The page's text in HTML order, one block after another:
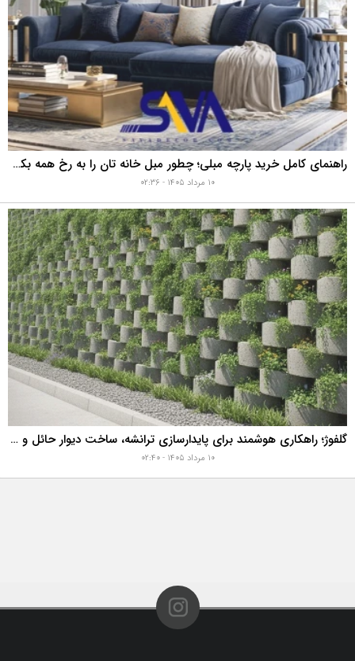
راهنمای کامل خرید پارچه مبلی؛ چطور مبل خانه تان را به رخ همه بکشید؟
گلفوژ؛ راهکاری هوشمند برای پایدارسازی ترانشه، ساخت دیوار حائل و زیباسازی شهری